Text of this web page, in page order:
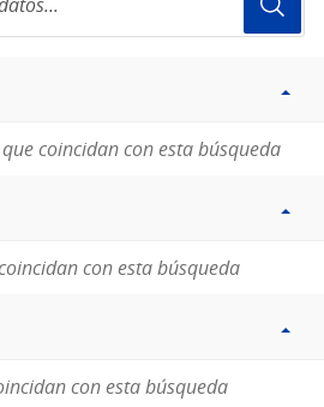
coincidan con esta búsqueda
con esta búsqueda
con esta búsqueda